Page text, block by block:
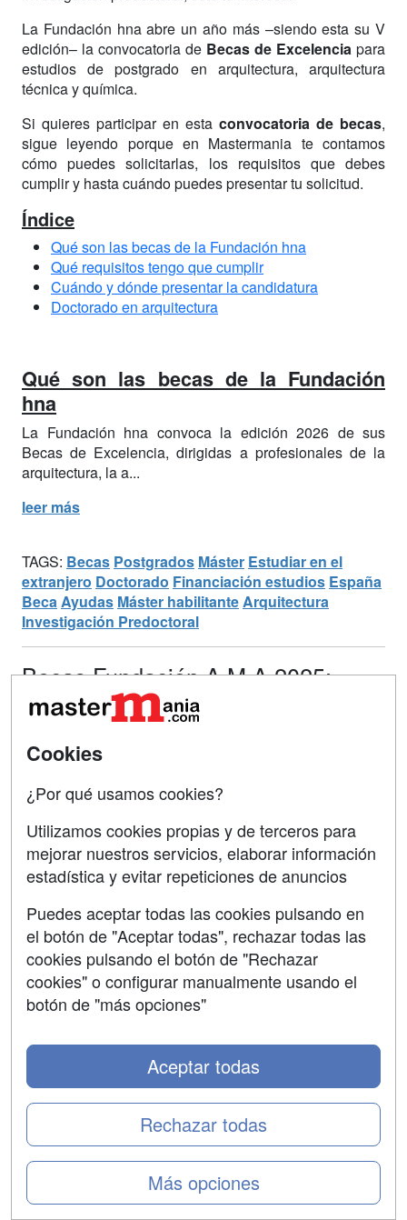
La Fundación hna abre un año más –siendo esta su V
edición– la convocatoria de Becas de Excelencia para
estudios de postgrado en arquitectura, arquitectura
técnica y química.
Si quieres participar en esta convocatoria de becas,
sigue leyendo porque en Mastermania te contamos
cómo puedes solicitarlas, los requisitos que debes
cumplir y hasta cuándo puedes presentar tu solicitud.
Índice
Qué son las becas de la Fundación hna
Qué requisitos tengo que cumplir
Cuándo y dónde presentar la candidatura
Doctorado en arquitectura
Qué son las becas de la Fundación
hna
La Fundación hna convoca la edición 2026 de sus
Becas de Excelencia, dirigidas a profesionales de la
arquitectura, la a...
leer más
TAGS: Becas Postgrados Máster Estudiar en el
extranjero Doctorado Financiación estudios España
BecaAyudas Máster habilitanteArquitectura
Investigación Predoctoral
Becas Fundación A.M.A 2025:
financiación para tus cursos de
MIR, FIR, EIR y másteres
20/11/2025 -
los gastos de tus cursos de formación sanitaria o
postgrado con apoyo económico de la Fundación A.M.A.
financiar cursos de preparación MIR, FIR, EIR, PIR,
QUIR, BIR o RFIR? ¿O has terminado tu grado de
VeterinariaoFisioterapiay estás buscandoayudas
para cursos de formación de postgrado
artículo te interesa.
Cookies
¿Por qué usamos cookies?
Utilizamos cookies propias y de terceros para
mejorar nuestros servicios, elaborar información
estadística y evitar repeticiones de anuncios
Puedes aceptar todas las cookies pulsando en
el botón de "Aceptar todas", rechazar todas las
cookies pulsando el botón de "Rechazar
cookies" o configurar manualmente usando el
botón de "más opciones"
Más opciones
Rechazar todas
Aceptar todas